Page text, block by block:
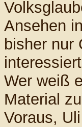
Ansehen
bisher nur
Wer weiß
Material
Voraus, Uli